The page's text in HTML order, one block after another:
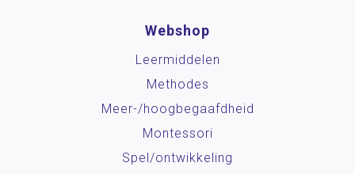
Webshop
Leermiddelen
Methodes
Meer-/hoog­begaafdheid
Montessori
Spel/ontwikkeling